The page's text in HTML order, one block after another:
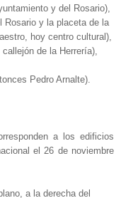
y del Rosario),
Rosario y la placeta de la
hoy centro cultural),
de la Herrería),
Pedro Arnalte).
a los edificios
el 26 de noviembre
a la derecha del